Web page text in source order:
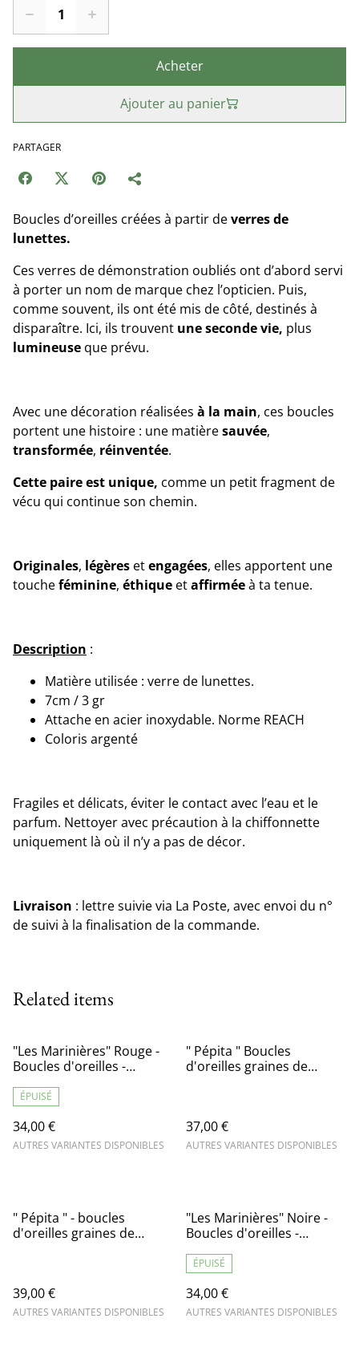
Acheter
Ajouter au panier
PARTAGER
Boucles d’oreilles créées à partir deverres de
lunettes.
Ces verres de démonstration oubliés ont d’abord servi
à porter un nom de marque chez l’opticien. Puis,
comme souvent, ils ont été mis de côté, destinés à
disparaître. Ici, ils trouvent une seconde vie, plus
lumineuse que prévu.
Avec une décoration réalisées à la main, ces boucles
portent une histoire : une matièresauvée,
transformée, réinventée.
Cette paire est unique, comme un petit fragment de
vécu qui continue son chemin.
Originales, légères etengagées, elles apportent une
toucheféminine, éthique etaffirméeà ta tenue.
Description :
Matière utilisée : verre de lunettes.
7cm / 3 gr
Attache en acier inoxydable. Norme REACH
Coloris argenté
Fragiles et délicats, éviter le contact avec l’eau et le
parfum. Nettoyer avec précaution à la chiffonnette
uniquement là où il n’y a pas de décor.
Livraison : lettre suivie via La Poste, avec envoi du n°
de suivi à la finalisation de la commande.
Related items
"Les Marinières" Rouge -
Boucles d'oreilles -
ÉPUISÉ
34,00 €
AUTRES VARIANTES DISPONIBLES
" Pépita " Boucles
d'oreilles graines de
37,00 €
AUTRES VARIANTES DISPONIBLES
" Pépita " - boucles
d'oreilles graines de
39,00 €
AUTRES VARIANTES DISPONIBLES
"Les Marinières" Noire -
Boucles d'oreilles -
ÉPUISÉ
34,00 €
AUTRES VARIANTES DISPONIBLES